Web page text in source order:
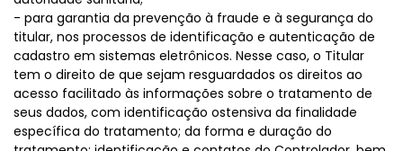
- para garantia da prevenção à fraude e à segurança do
titular, nos processos de identificação e autenticação de
cadastro em sistemas eletrônicos. Nesse caso, o Titular
tem o direito de que sejam resguardados os direitos ao
acesso facilitado às informações sobre o tratamento de
seus dados, com identificação ostensiva da finalidade
específica do tratamento; da forma e duração do